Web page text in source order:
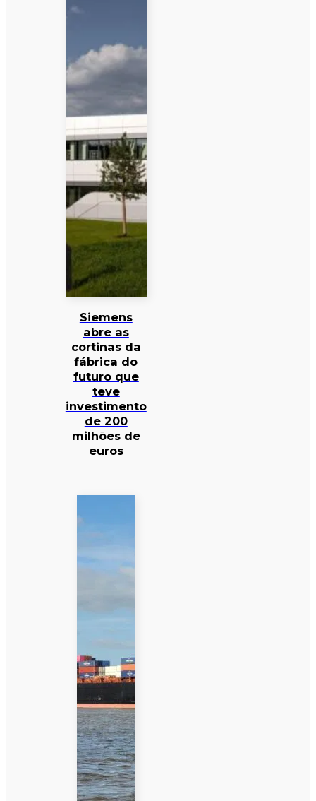
Siemens
abre as
cortinas da
fábrica do
futuro que
teve
investimento
de 200
milhões de
euros